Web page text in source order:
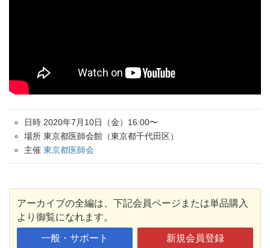
日時 2020年7月10日（金）16:00〜
場所 東京都医師会館（東京都千代田区）
主催 東京都医師会
アーカイブの全編は、下記会員ページまたは単品購入
より御覧になれます。
一般・サポート 新規会員登録